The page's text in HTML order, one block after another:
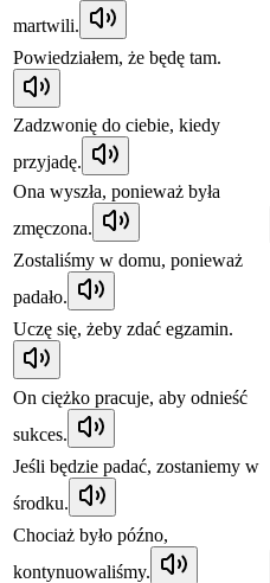
martwili.
Powiedziałem, że będę tam.
Zadzwonię do ciebie, kiedy
przyjadę.
Ona wyszła, ponieważ była
zmęczona.
Zostaliśmy w domu, ponieważ
padało.
Uczę się, żeby zdać egzamin.
On ciężko pracuje, aby odnieść
sukces.
Jeśli będzie padać, zostaniemy w
środku.
Chociaż było późno,
kontynuowaliśmy.